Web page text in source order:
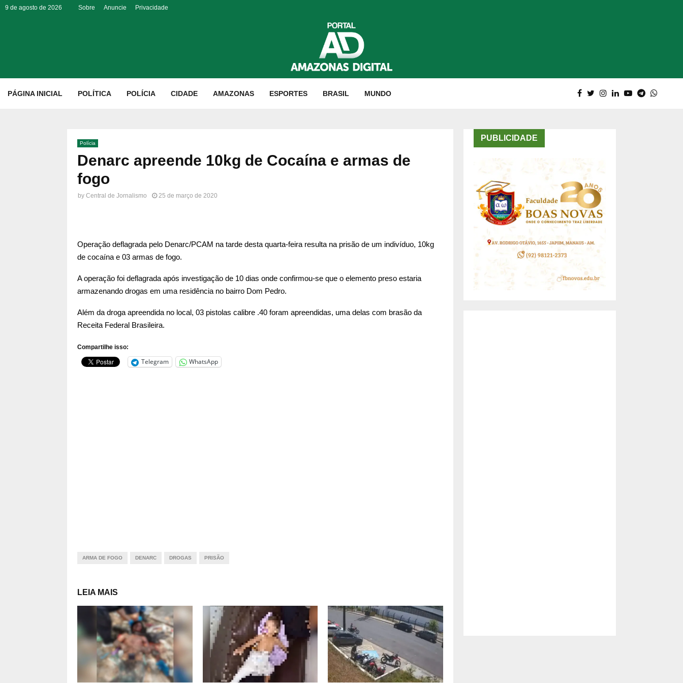
9 de agosto de 2026 Sobre Anuncie Privacidade
PÁGINA INICIAL POLÍTICA POLÍCIA CIDADE AMAZONAS ESPORTES BRASIL MUNDO
Polícia
Denarc apreende 10kg de Cocaína e armas de
fogo
by Central de Jornalismo 25 de março de 2020
Operação deflagrada pelo Denarc/PCAM na tarde desta quarta-feira resulta na prisão de um indivíduo, 10kg
de cocaína e 03 armas de fogo.
A operação foi deflagrada após investigação de 10 dias onde confirmou-se que o elemento preso estaria
armazenando drogas em uma residência no bairro Dom Pedro.
Além da droga apreendida no local, 03 pistolas calibre .40 foram apreendidas, uma delas com brasão da
Receita Federal Brasileira.
Compartilhe isso:
Telegram WhatsApp
ARMA DE FOGO DENARC DROGAS PRISÃO
LEIA MAIS
PUBLICIDADE